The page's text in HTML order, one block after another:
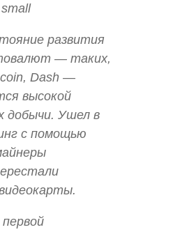
развития
— таких,
Dash —
высокой
добычи. Ушел в
с помощью